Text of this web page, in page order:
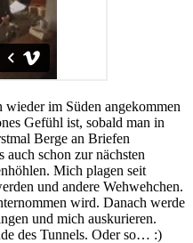
im Süden angekommen
Gefühl ist, sobald man in
Berge an Briefen
auch schon zur nächsten
Mich plagen seit
und andere Wehwehchen.
wird. Danach werde
und mich auskurieren.
des Tunnels. Oder so… :)